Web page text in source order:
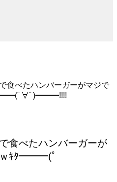
食べたハンバーガーがマジで
━━━(ﾟ∀ﾟ)━━━!!!!
食べたハンバーガーが
ｗｷﾀ━━━(ﾟ